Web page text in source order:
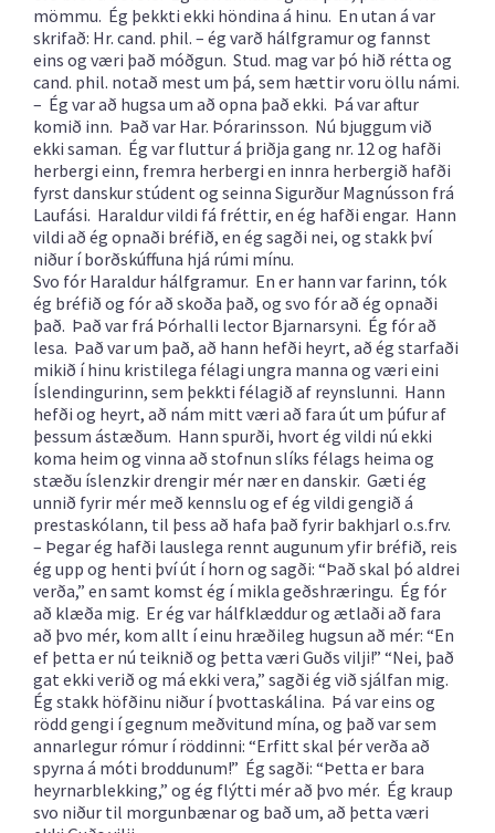
mömmu. Ég þekkti ekki höndina á hinu. En utan á var
skrifað: Hr. cand. phil. – ég varð hálfgramur og fannst
eins og væri það móðgun. Stud. mag var þó hið rétta og
cand. phil. notað mest um þá, sem hættir voru öllu námi.
– Ég var að hugsa um að opna það ekki. Þá var aftur
komið inn. Það var Har. Þórarinsson. Nú bjuggum við
ekki saman. Ég var fluttur á þriðja gang nr. 12 og hafði
herbergi einn, fremra herbergi en innra herbergið hafði
fyrst danskur stúdent og seinna Sigurður Magnússon frá
Laufási. Haraldur vildi fá fréttir, en ég hafði engar. Hann
vildi að ég opnaði bréfið, en ég sagði nei, og stakk því
niður í borðskúffuna hjá rúmi mínu.
Svo fór Haraldur hálfgramur. En er hann var farinn, tók
ég bréfið og fór að skoða það, og svo fór að ég opnaði
það. Það var frá Þórhalli lector Bjarnarsyni. Ég fór að
lesa. Það var um það, að hann hefði heyrt, að ég starfaði
mikið í hinu kristilega félagi ungra manna og væri eini
Íslendingurinn, sem þekkti félagið af reynslunni. Hann
hefði og heyrt, að nám mitt væri að fara út um þúfur af
þessum ástæðum. Hann spurði, hvort ég vildi nú ekki
koma heim og vinna að stofnun slíks félags heima og
stæðu íslenzkir drengir mér nær en danskir. Gæti ég
unnið fyrir mér með kennslu og ef ég vildi gengið á
prestaskólann, til þess að hafa það fyrir bakhjarl o.s.frv.
– Þegar ég hafði lauslega rennt augunum yfir bréfið, reis
ég upp og henti því út í horn og sagði: “Það skal þó aldrei
verða,” en samt komst ég í mikla geðshræringu. Ég fór
að klæða mig. Er ég var hálfklæddur og ætlaði að fara
að þvo mér, kom allt í einu hræðileg hugsun að mér: “En
ef þetta er nú teiknið og þetta væri Guðs vilji!” “Nei, það
gat ekki verið og má ekki vera,” sagði ég við sjálfan mig.
Ég stakk höfðinu niður í þvottaskálina. Þá var eins og
rödd gengi í gegnum meðvitund mína, og það var sem
annarlegur rómur í röddinni: “Erfitt skal þér verða að
spyrna á móti broddunum!” Ég sagði: “Þetta er bara
heyrnarblekking,” og ég flýtti mér að þvo mér. Ég kraup
svo niður til morgunbænar og bað um, að þetta væri